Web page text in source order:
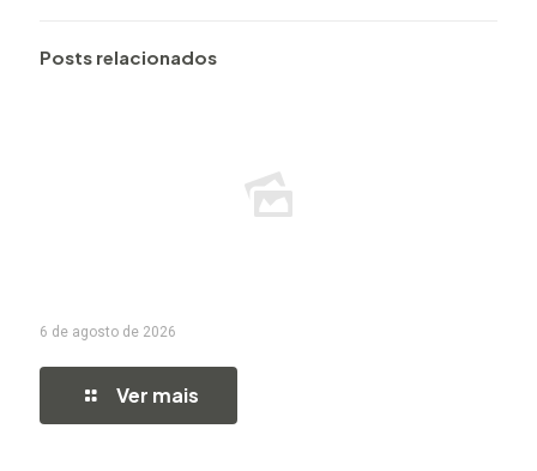
Posts relacionados
6 de agosto de 2026
Ver mais